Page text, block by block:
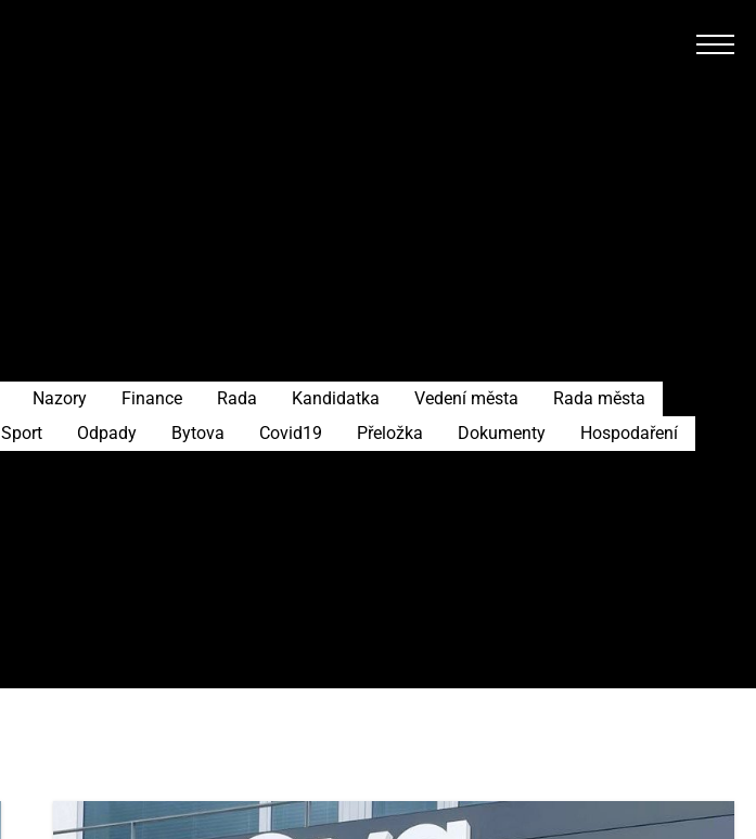
Nazory Finance Rada Kandidatka Vedení města
Rada města
Sport Odpady Bytova Covid19 Přeložka Dokumenty
Hospodaření